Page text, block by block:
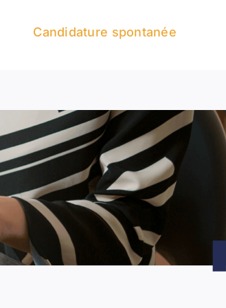
Candidature spontanée